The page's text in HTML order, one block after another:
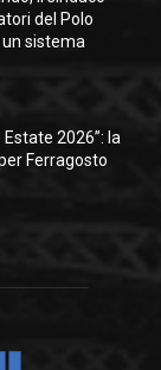
del Polo
un sistema
2026”: la
Ferragosto